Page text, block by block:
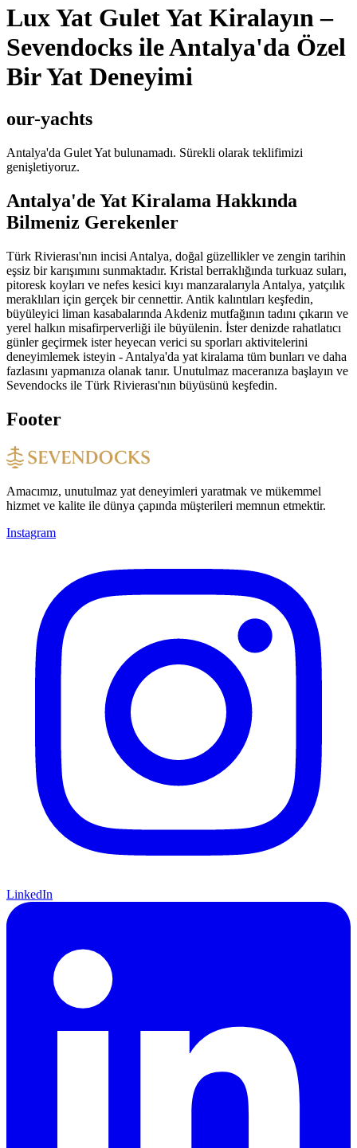
Lux Yat Gulet Yat Kiralayın –
Sevendocks ile Antalya'da Özel
Bir Yat Deneyimi
our-yachts
Antalya'da Gulet Yat bulunamadı. Sürekli olarak teklifimizi
genişletiyoruz.
Antalya'de Yat Kiralama Hakkında
Bilmeniz Gerekenler
Türk Rivierası'nın incisi Antalya, doğal güzellikler ve zengin tarihin
eşsiz bir karışımını sunmaktadır. Kristal berraklığında turkuaz suları,
pitoresk koyları ve nefes kesici kıyı manzaralarıyla Antalya, yatçılık
meraklıları için gerçek bir cennettir. Antik kalıntıları keşfedin,
büyüleyici liman kasabalarında Akdeniz mutfağının tadını çıkarın ve
yerel halkın misafirperverliği ile büyülenin. İster denizde rahatlatıcı
günler geçirmek ister heyecan verici su sporları aktivitelerini
deneyimlemek isteyin - Antalya'da yat kiralama tüm bunları ve daha
fazlasını yapmanıza olanak tanır. Unutulmaz maceranıza başlayın ve
Sevendocks ile Türk Rivierası'nın büyüsünü keşfedin.
Footer
Amacımız, unutulmaz yat deneyimleri yaratmak ve mükemmel
hizmet ve kalite ile dünya çapında müşterileri memnun etmektir.
Instagram
LinkedIn